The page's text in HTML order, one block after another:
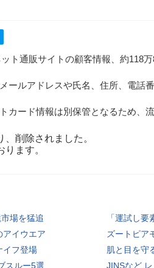
ト通販サイトの顧客情報、約118
ールアドレスや氏名、住所、電話
カード情報は別保管となるため、
削除されました。
ます。
場を猛追
「運試し
アイウエア
ズートピア
イフ登場
肌と目を守
スルー5選
JINSなど